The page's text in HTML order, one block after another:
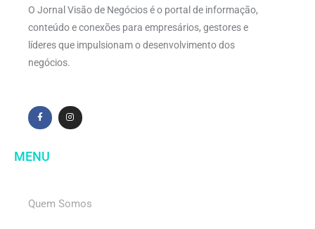
O Jornal Visão de Negócios é o portal de informação,
conteúdo e conexões para empresários, gestores e
líderes que impulsionam o desenvolvimento dos
negócios.
MENU
Quem Somos